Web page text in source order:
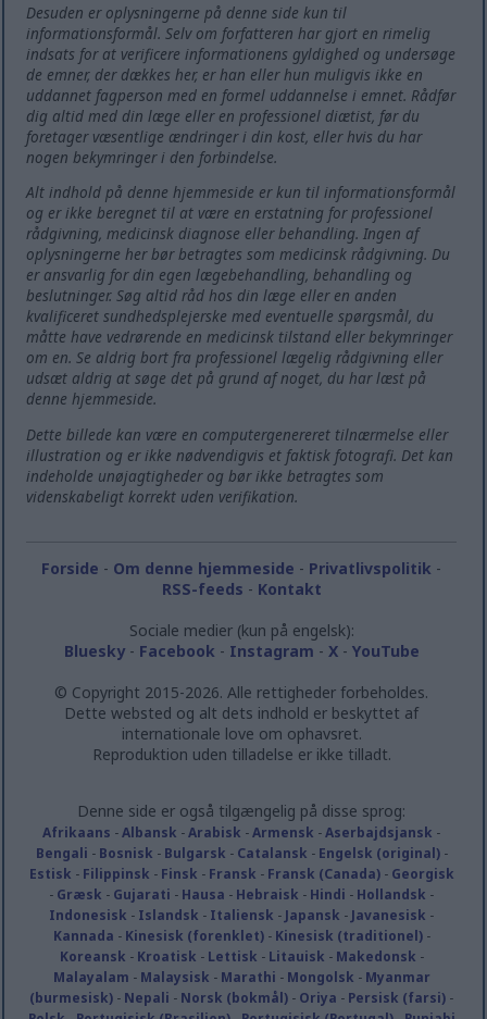
Desuden er oplysningerne på denne side kun til
informationsformål. Selv om forfatteren har gjort en rimelig
indsats for at verificere informationens gyldighed og undersøge
de emner, der dækkes her, er han eller hun muligvis ikke en
uddannet fagperson med en formel uddannelse i emnet. Rådfør
dig altid med din læge eller en professionel diætist, før du
foretager væsentlige ændringer i din kost, eller hvis du har
nogen bekymringer i den forbindelse.
Alt indhold på denne hjemmeside er kun til informationsformål
og er ikke beregnet til at være en erstatning for professionel
rådgivning, medicinsk diagnose eller behandling. Ingen af ​​
oplysningerne her bør betragtes som medicinsk rådgivning. Du
er ansvarlig for din egen lægebehandling, behandling og
beslutninger. Søg altid råd hos din læge eller en anden
kvalificeret sundhedsplejerske med eventuelle spørgsmål, du
måtte have vedrørende en medicinsk tilstand eller bekymringer
om en. Se aldrig bort fra professionel lægelig rådgivning eller
udsæt aldrig at søge det på grund af noget, du har læst på
denne hjemmeside.
Dette billede kan være en computergenereret tilnærmelse eller
illustration og er ikke nødvendigvis et faktisk fotografi. Det kan
indeholde unøjagtigheder og bør ikke betragtes som
videnskabeligt korrekt uden verifikation.
Forside - Om denne hjemmeside - Privatlivspolitik -
RSS-feeds - Kontakt
Sociale medier (kun på engelsk):
Bluesky- Facebook - Instagram - X- YouTube
© Copyright 2015-2026. Alle rettigheder forbeholdes.
Dette websted og alt dets indhold er beskyttet af
internationale love om ophavsret.
Reproduktion uden tilladelse er ikke tilladt.
Denne side er også tilgængelig på disse sprog:
Afrikaans -Albansk -Arabisk -Armensk -Aserbajdsjansk -
Bengali - Bosnisk - Bulgarsk - Catalansk - Engelsk (original)-
Estisk - Filippinsk - Finsk - Fransk - Fransk (Canada)- Georgisk
- Græsk - Gujarati - Hausa - Hebraisk - Hindi - Hollandsk -
Indonesisk - Islandsk - Italiensk - Japansk - Javanesisk -
Kannada - Kinesisk (forenklet)- Kinesisk (traditionel)-
Koreansk - Kroatisk - Lettisk - Litauisk - Makedonsk -
Malayalam - Malaysisk - Marathi - Mongolsk - Myanmar
(burmesisk) - Nepali - Norsk (bokmål) - Oriya - Persisk (farsi) -